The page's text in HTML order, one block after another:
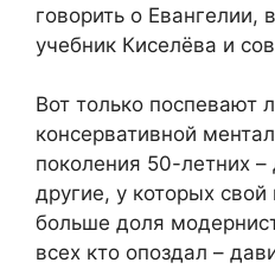
говорить о Евангелии,
учебник Киселёва и
Вот только поспевают
консервативной
поколения 50-летних
другие, у которых
больше доля
всех кто опоздал –